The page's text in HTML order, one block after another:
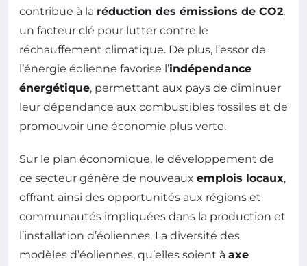
contribue à la réduction des émissions de CO2,
un facteur clé pour lutter contre le
réchauffement climatique. De plus, l’essor de
l’énergie éolienne favorise l’indépendance
énergétique, permettant aux pays de diminuer
leur dépendance aux combustibles fossiles et de
promouvoir une économie plus verte.
Sur le plan économique, le développement de
ce secteur génère de nouveaux emplois locaux,
offrant ainsi des opportunités aux régions et
communautés impliquées dans la production et
l’installation d’éoliennes. La diversité des
modèles d’éoliennes, qu’elles soient à axe